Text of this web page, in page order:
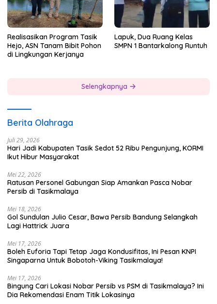
Realisasikan Program Tasik
Hejo, ASN Tanam Bibit Pohon
di Lingkungan Kerjanya
Lapuk, Dua Ruang Kelas
SMPN 1 Bantarkalong Runtuh
Selengkapnya
Berita Olahraga
Juli 29, 2026
Hari Jadi Kabupaten Tasik Sedot 52 Ribu Pengunjung, KORMI
Ikut Hibur Masyarakat
Mei 22, 2026
Ratusan Personel Gabungan Siap Amankan Pasca Nobar
Persib di Tasikmalaya
Mei 18, 2026
Gol Sundulan Julio Cesar, Bawa Persib Bandung Selangkah
Lagi Hattrick Juara
Mei 17, 2026
Boleh Euforia Tapi Tetap Jaga Kondusifitas, Ini Pesan KNPI
Singaparna Untuk Bobotoh-Viking Tasikmalaya!
Mei 17, 2026
Bingung Cari Lokasi Nobar Persib vs PSM di Tasikmalaya? Ini
Dia Rekomendasi Enam Titik Lokasinya